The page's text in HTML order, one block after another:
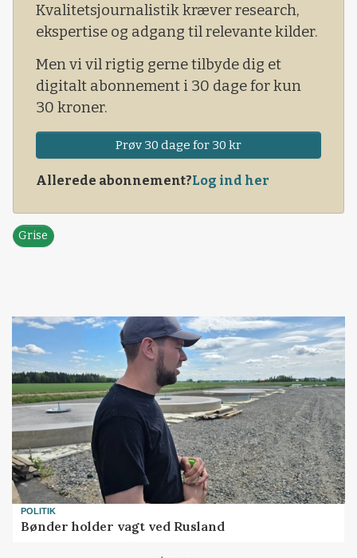
Kvalitetsjournalistik kræver research,
ekspertise og adgang til relevante kilder.
Men vi vil rigtig gerne tilbyde dig et
digitalt abonnement i 30 dage for kun
30 kroner.
Prøv 30 dage for 30 kr
Allerede abonnement?Log ind her
Grise
POLITIK
Bønder holder vagt ved Rusland